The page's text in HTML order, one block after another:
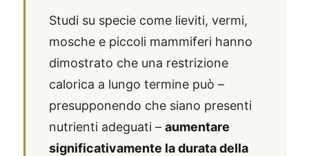
Studi su specie come lieviti, vermi,
mosche e piccoli mammiferi hanno
dimostrato che una restrizione
calorica a lungo termine può –
presupponendo che siano presenti
nutrienti adeguati – aumentare
significativamente la durata della